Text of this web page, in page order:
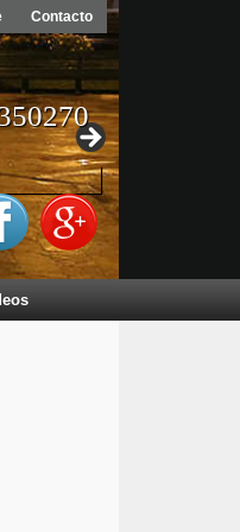
Contacto